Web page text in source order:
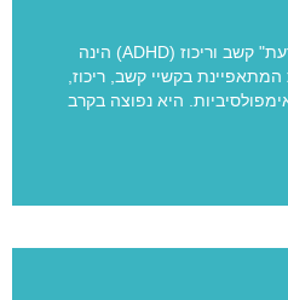
מה זו הפרעת קשב וריכוז? "הפרעת" קשב וריכוז (ADHD) הינה
בקשיי קשב, ריכוז,
היא נפוצה בקרב